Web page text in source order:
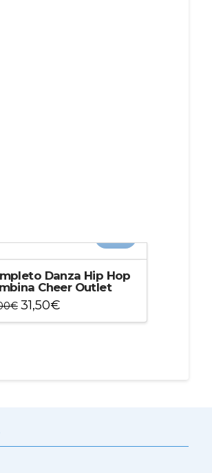
Danza Hip Hop
Cheer Outlet
€ 31,50€